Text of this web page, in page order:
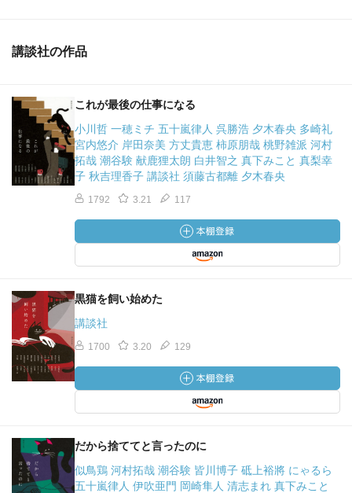
講談社の作品
これが最後の仕事になる
小川哲 一穂ミチ 五十嵐律人 呉勝浩 夕木春央 多崎礼
宮内悠介 岸田奈美 方丈貴恵 柿原朋哉 桃野雑派 河村
拓哉 潮谷験 献鹿狸太朗 白井智之 真下みこと 真梨幸
子 秋吉理香子 講談社 須藤古都離 夕木春央
1792 3.21 117
黒猫を飼い始めた
講談社
1700 3.20 129
だから捨ててと言ったのに
似鳥鶏 河村拓哉 潮谷験 皆川博子 砥上裕將 にゃるら
五十嵐律人 伊吹亜門 岡崎隼人 清志まれ 真下みこと